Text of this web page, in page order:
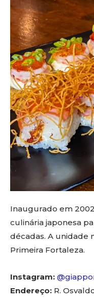
Inaugurado em
culinária japonesa
décadas. A unidade
Primeira Fortaleza.
Instagram:
Endereço: R.